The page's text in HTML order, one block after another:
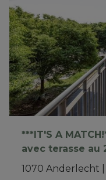
***IT'S A
avec terasse au
1070 Anderlecht